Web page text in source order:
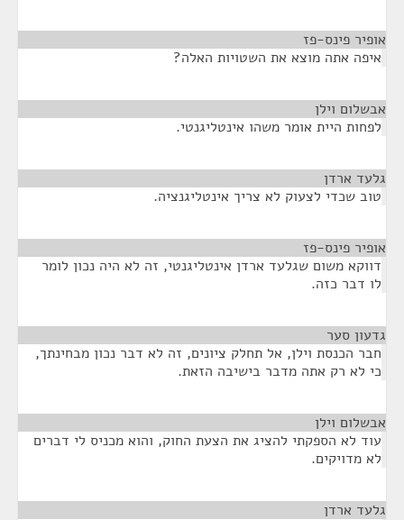
אופיר פינס-פז
איפה אתה מוצא את השטויות האלה?
אבשלום וילן
לפחות היית אומר משהו אינטליגנטי.
גלעד ארדן
טוב שכדי לצעוק לא צריך אינטליגנציה.
אופיר פינס-פז
דווקא משום שגלעד ארדן אינטליגנטי, זה לא היה נכון לומר
לו דבר כזה.
גדעון סער
חבר הכנסת וילן, אל תחלק ציונים, זה לא דבר נכון מבחינתך,
כי לא רק אתה מדבר בישיבה הזאת.
אבשלום וילן
עוד לא הספקתי להציג את הצעת החוק, והוא מכניס לי דברים
לא מדויקים.
גלעד ארדן